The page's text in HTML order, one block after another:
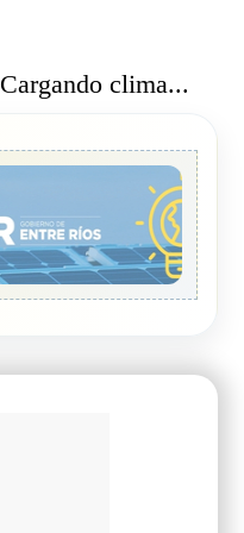
Cargando clima...